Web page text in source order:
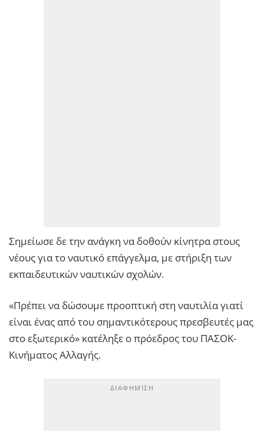
Σημείωσε δε την ανάγκη να δοθούν κίνητρα στους
νέους για το ναυτικό επάγγελμα, με στήριξη των
εκπαιδευτικών ναυτικών σχολών.
«Πρέπει να δώσουμε προοπτική στη ναυτιλία γιατί
είναι ένας από του σημαντικότερους πρεσβευτές μας
στο εξωτερικό» κατέληξε ο πρόεδρος του ΠΑΣΟΚ-
Κινήματος Αλλαγής.